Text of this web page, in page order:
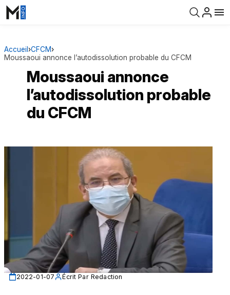
Accueil ›CFCM›
Moussaoui annonce l’autodissolution probable du CFCM
Moussaoui annonce
l’autodissolution probable
du CFCM
2022-01-07 Écrit Par Redaction